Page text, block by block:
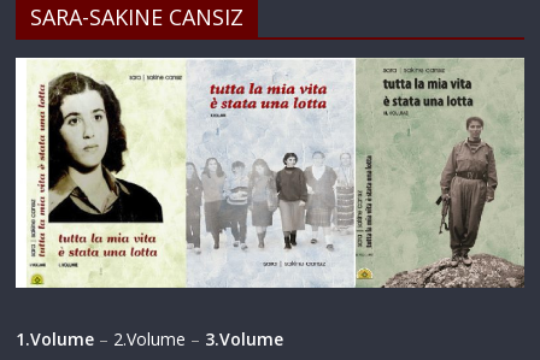
SARA-SAKINE CANSIZ
1.Volume – 2.Volume – 3.Volume